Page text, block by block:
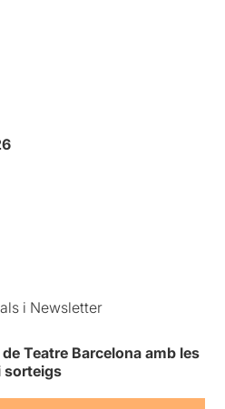
i Newsletter
Teatre Barcelona amb les
sorteigs